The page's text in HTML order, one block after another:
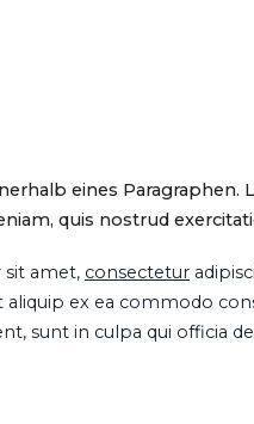
eines
quis nostrud
amet, consectetur
ex ea commodo
sunt in culpa qui officia